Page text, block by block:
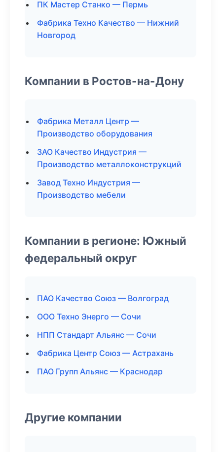
ПК Мастер Станко — Пермь
Фабрика Техно Качество — Нижний
Новгород
Компании в Ростов-на-Дону
Фабрика Металл Центр —
Производство оборудования
ЗАО Качество Индустрия —
Производство металлоконструкций
Завод Техно Индустрия —
Производство мебели
Компании в регионе: Южный
федеральный округ
ПАО Качество Союз — Волгоград
ООО Техно Энерго — Сочи
НПП Стандарт Альянс — Сочи
Фабрика Центр Союз — Астрахань
ПАО Групп Альянс — Краснодар
Другие компании